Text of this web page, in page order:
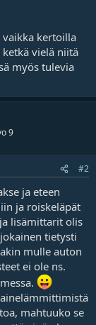
vaikka kertoilla
vielä niitä
myös tulevia
9
#2
ja eteen
ja roiskeläpät
lisämittarit olis
tietysti
mulle auton
ei ole ns.
mahtuuko se